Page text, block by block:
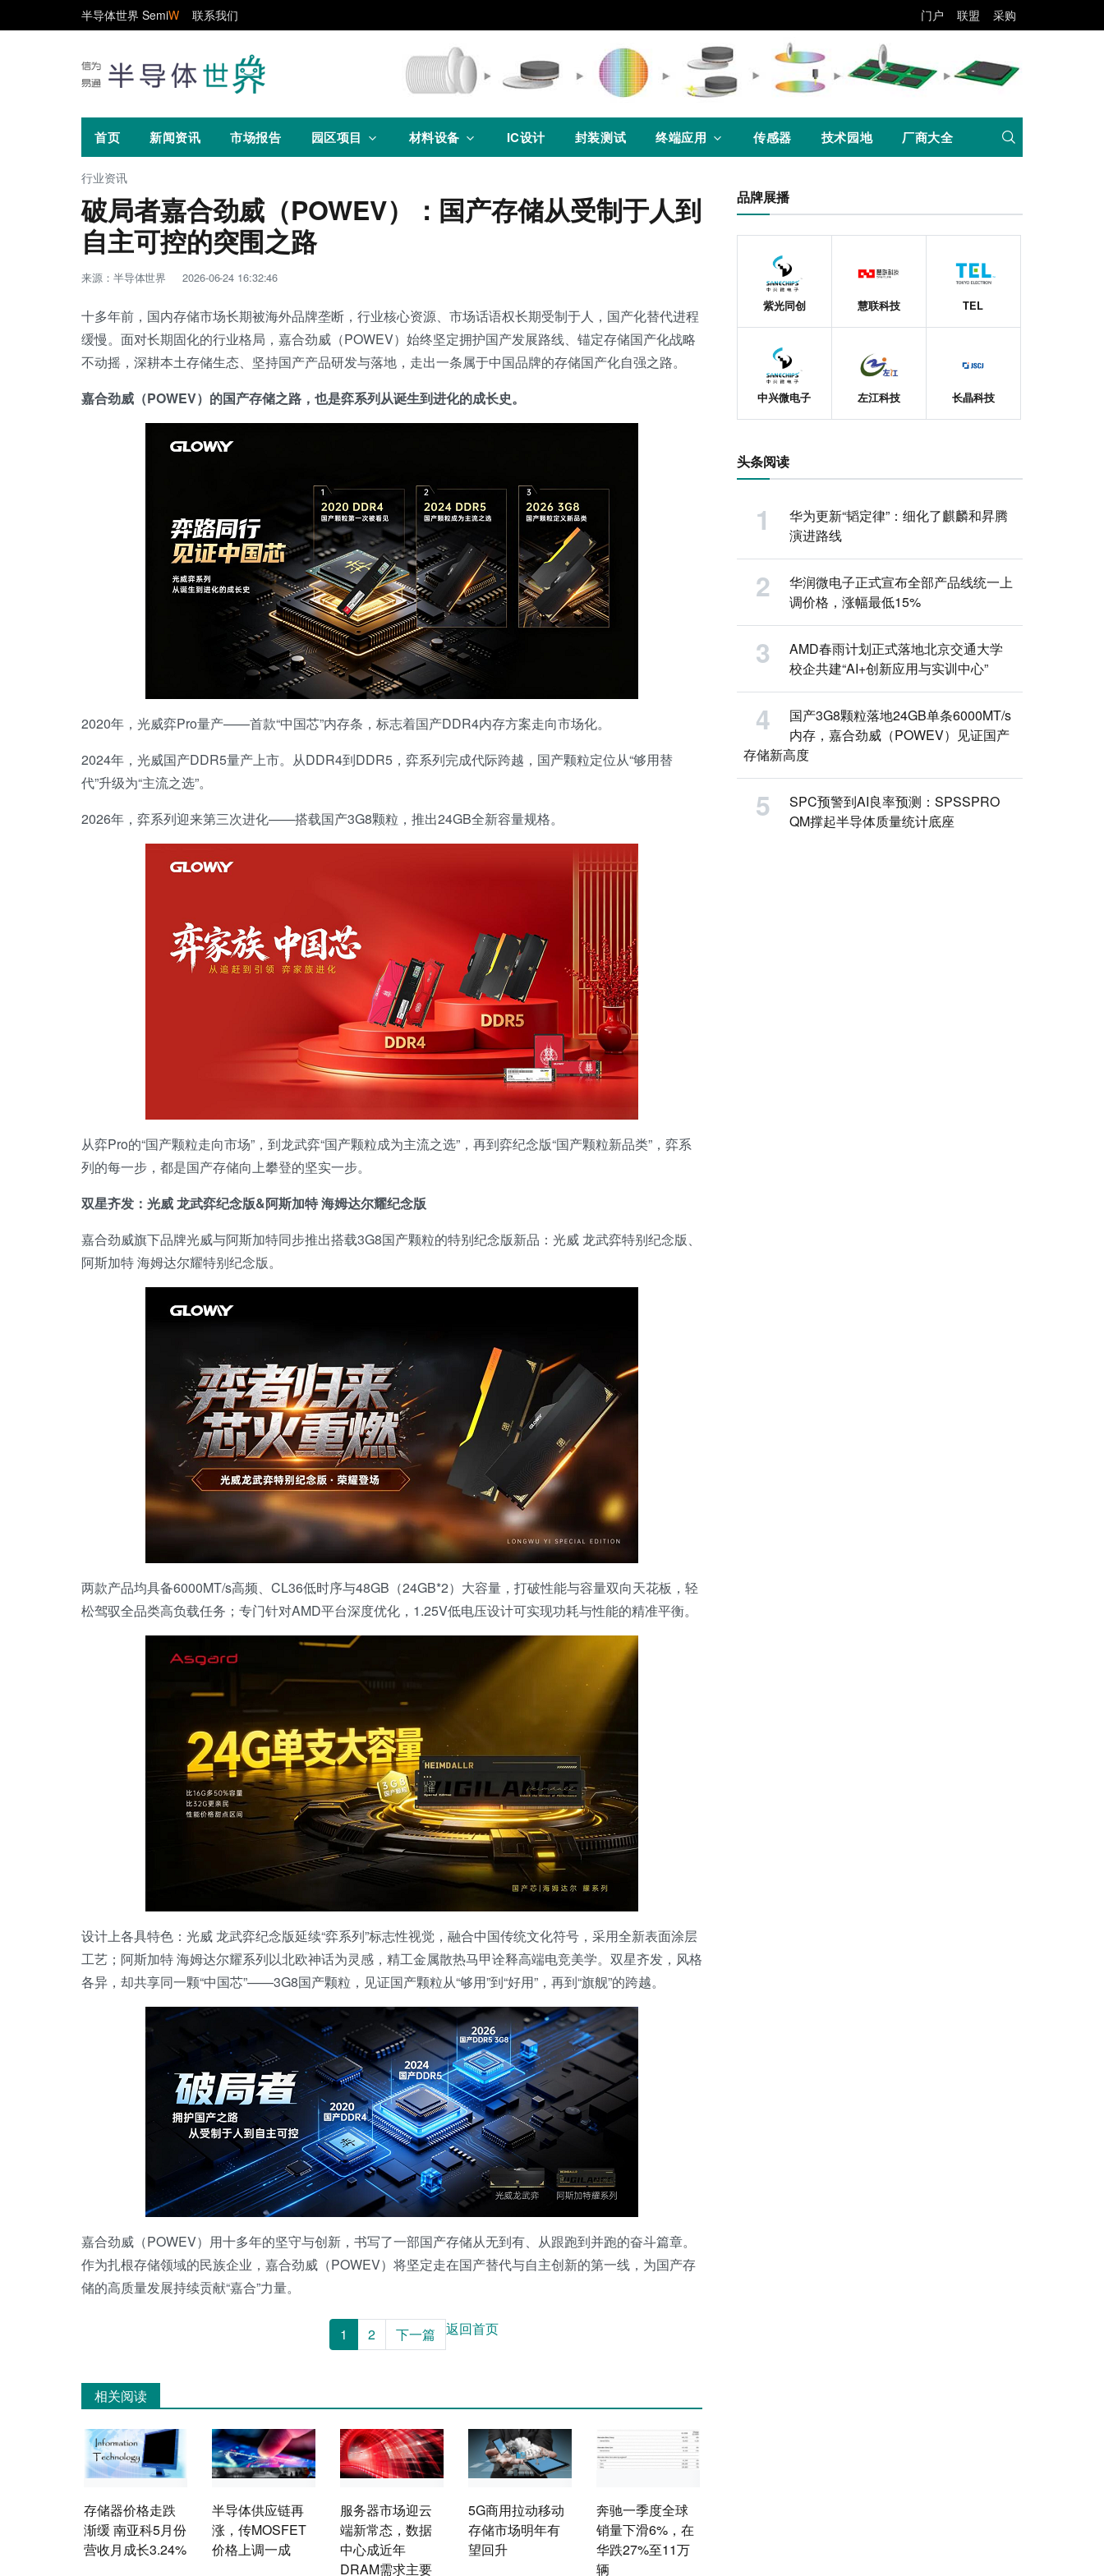
半导体世界 SemiW 联系我们 门户 联盟 采购
首页 新闻资讯 市场报告 园区项目 材料设备 IC设计 封装测试 终端应用 传感器 技术园地 厂商大全
行业资讯
破局者嘉合劲威（POWEV）：国产存储从受制于人到
自主可控的突围之路
来源：半导体世界 2026-06-24 16:32:46
十多年前，国内存储市场长期被海外品牌垄断，行业核心资源、市场话语权长期受制于人，国产化替代进程
缓慢。面对长期固化的行业格局，嘉合劲威（POWEV）始终坚定拥护国产发展路线、锚定存储国产化战略
不动摇，深耕本土存储生态、坚持国产产品研发与落地，走出一条属于中国品牌的存储国产化自强之路。
嘉合劲威（POWEV）的国产存储之路，也是弈系列从诞生到进化的成长史。
2020年，光威弈Pro量产——首款“中国芯”内存条，标志着国产DDR4内存方案走向市场化。
2024年，光威国产DDR5量产上市。从DDR4到DDR5，弈系列完成代际跨越，国产颗粒定位从“够用替
代”升级为“主流之选”。
2026年，弈系列迎来第三次进化——搭载国产3G8颗粒，推出24GB全新容量规格。
从弈Pro的“国产颗粒走向市场”，到龙武弈“国产颗粒成为主流之选”，再到弈纪念版“国产颗粒新品类”，弈系
列的每一步，都是国产存储向上攀登的坚实一步。
双星齐发：光威龙武弈纪念版&阿斯加特 海姆达尔耀纪念版
嘉合劲威旗下品牌光威与阿斯加特同步推出搭载3G8国产颗粒的特别纪念版新品：光威 龙武弈特别纪念版、
阿斯加特 海姆达尔耀特别纪念版。
两款产品均具备6000MT/s高频、CL36低时序与48GB（24GB*2）大容量，打破性能与容量双向天花板，轻
松驾驭全品类高负载任务；专门针对AMD平台深度优化，1.25V低电压设计可实现功耗与性能的精准平衡。
设计上各具特色：光威 龙武弈纪念版延续“弈系列”标志性视觉，融合中国传统文化符号，采用全新表面涂层
工艺；阿斯加特 海姆达尔耀系列以北欧神话为灵感，精工金属散热马甲诠释高端电竞美学。双星齐发，风格
各异，却共享同一颗“中国芯”——3G8国产颗粒，见证国产颗粒从“够用”到“好用”，再到“旗舰”的跨越。
嘉合劲威（POWEV）用十多年的坚守与创新，书写了一部国产存储从无到有、从跟跑到并跑的奋斗篇章。
作为扎根存储领域的民族企业，嘉合劲威（POWEV）将坚定走在国产替代与自主创新的第一线，为国产存
储的高质量发展持续贡献“嘉合”力量。
1 2 下一篇 返回首页
相关阅读
存储器价格走跌
渐缓 南亚科5月份
营收月成长3.24%
半导体供应链再
涨，传MOSFET
价格上调一成
服务器市场迎云
端新常态，数据
中心成近年
DRAM需求主要
5G商用拉动移动
存储市场明年有
望回升
奔驰一季度全球
销量下滑6%，在
华跌27%至11万
辆
品牌展播
紫光同创 慧联科技 TEL
中兴微电子 左江科技 长晶科技
头条阅读
华为更新“韬定律”：细化了麒麟和昇腾
演进路线
华润微电子正式宣布全部产品线统一上
调价格，涨幅最低15%
AMD春雨计划正式落地北京交通大学
校企共建“AI+创新应用与实训中心”
国产3G8颗粒落地24GB单条6000MT/s
内存，嘉合劲威（POWEV）见证国产
存储新高度
SPC预警到AI良率预测：SPSSPRO
QM撑起半导体质量统计底座